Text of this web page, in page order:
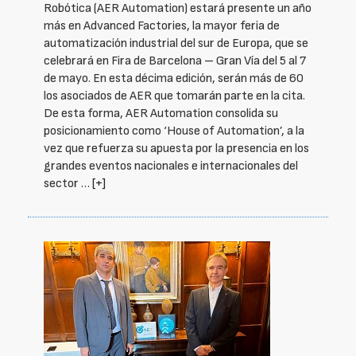
Robótica (AER Automation) estará presente un año
más en Advanced Factories, la mayor feria de
automatización industrial del sur de Europa, que se
celebrará en Fira de Barcelona – Gran Vía del 5 al 7
de mayo. En esta décima edición, serán más de 60
los asociados de AER que tomarán parte en la cita.
De esta forma, AER Automation consolida su
posicionamiento como ‘House of Automation’, a la
vez que refuerza su apuesta por la presencia en los
grandes eventos nacionales e internacionales del
sector … [+]